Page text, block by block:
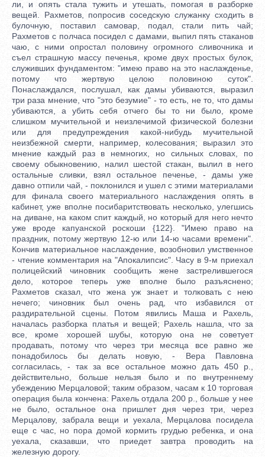
ли, и опять стала тужить и утешать, помогая в разборке
вещей. Рахметов, попросив соседскую служанку сходить в
булочную, поставил самовар, подал, стали пить чай;
Рахметов с полчаса посидел с дамами, выпил пять стаканов
чаю, с ними опростал половину огромного сливочника и
съел страшную массу печенья, кроме двух простых булок,
служивших фундаментом: "имею право на это наслажденье,
потому что жертвую целою половиною суток".
Понаслаждался, послушал, как дамы убиваются, выразил
три раза мнение, что "это безумие" - то есть, не то, что дамы
убиваются, а убить себя отчего бы то ни было, кроме
слишком мучительной и неизлечимой физической болезни
или для предупреждения какой-нибудь мучительной
неизбежной смерти, например, колесования; выразил это
мнение каждый раз в немногих, но сильных словах, по
своему обыкновению, налил шестой стакан, вылил в него
остальные сливки, взял остальное печенье, - дамы уже
давно отпили чай, - поклонился и ушел с этими материалами
для финала своего материального наслаждения опять в
кабинет, уже вполне посибаритствовать несколько, улегшись
на диване, на каком спит каждый, но который для него нечто
уже вроде капуанской роскоши {122}. "Имею право на
праздник, потому жертвую 12-ю или 14-ю часами времени".
Кончив материальное наслаждение, возобновил умственное
- чтение комментария на "Апокалипсис". Часу в 9-м приехал
полицейский чиновник сообщить жене застрелившегося
дело, которое теперь уже вполне было разъяснено;
Рахметов сказал, что жена уж знает и толковать с нею
нечего; чиновник был очень рад, что избавился от
раздирательной сцены. Потом явились Маша и Рахель,
началась разборка платья и вещей; Рахель нашла, что за
все, кроме хорошей шубы, которую она не советует
продавать, потому что через три месяца все равно же
понадобилось бы делать новую, - Вера Павловна
согласилась, - так за все остальное можно дать 450 р.,
действительно, больше нельзя было и по внутреннему
убеждению Мерцаловой; таким образом, часам к 10 торговая
операция была кончена: Рахель отдала 200 р., больше у нее
не было, остальное она пришлет дня через три, через
Мерцалову, забрала вещи и уехала, Мерцалова посидела
еще с час, но пора домой кормить грудью ребенка, и она
уехала, сказавши, что приедет завтра проводить на
железную дорогу.